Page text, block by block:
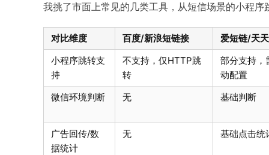
我挑了市面上常见的几类工具，从短信场景的小程序
对比维度 百度/新浪短链接
爱短链/天
小程序跳转支
持
不支持，仅HTTP跳
转
部分支持，
动配置
微信环境判断
无 基础判断
广告回传/数
据统计
无 基础点击统